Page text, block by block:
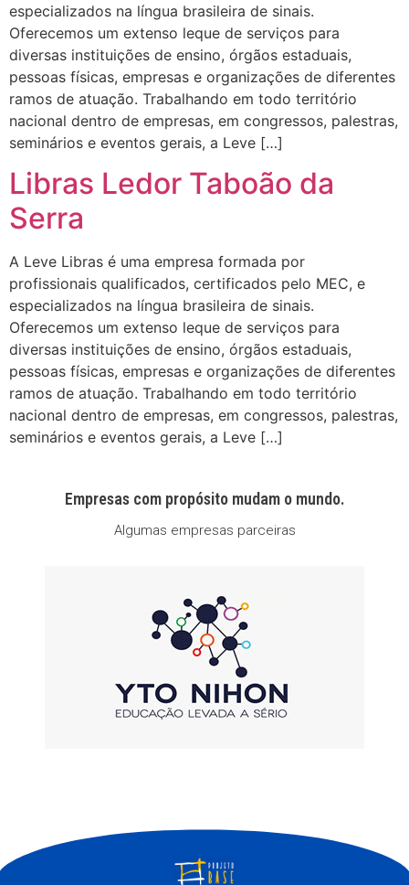
especializados na língua brasileira de sinais.
Oferecemos um extenso leque de serviços para
diversas instituições de ensino, órgãos estaduais,
pessoas físicas, empresas e organizações de diferentes
ramos de atuação. Trabalhando em todo território
nacional dentro de empresas, em congressos, palestras,
seminários e eventos gerais, a Leve […]
Libras Ledor Taboão da
Serra
A Leve Libras é uma empresa formada por
profissionais qualificados, certificados pelo MEC, e
especializados na língua brasileira de sinais.
Oferecemos um extenso leque de serviços para
diversas instituições de ensino, órgãos estaduais,
pessoas físicas, empresas e organizações de diferentes
ramos de atuação. Trabalhando em todo território
nacional dentro de empresas, em congressos, palestras,
seminários e eventos gerais, a Leve […]
Empresas com propósito mudam o mundo.
Algumas empresas parceiras